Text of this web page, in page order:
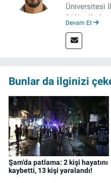
Üniversitesi
editörü,
Meslek
Devam Et
Bunlar da ilginizi
Şam’da patlama: 2 kişi hayatını
kaybetti, 13 kişi yaralandı!